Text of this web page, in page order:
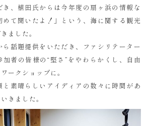
、植田氏からは今年度の扇ヶ浜の情報な
めて聞いたよ！」という、海に関する観光
ました。
ら話題提供をいただき、ファシリテーター
者の皆様の“堅さ”をやわらかくし、自由
ークショップに。
素晴らしいアイディアの数々に時間があ
きました。